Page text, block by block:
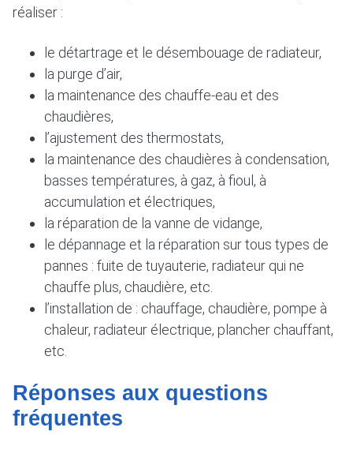
réaliser :
le détartrage et le désembouage de radiateur,
la purge d’air,
la maintenance des chauffe-eau et des
chaudières,
l’ajustement des thermostats,
la maintenance des chaudières à condensation,
basses températures, à gaz, à fioul, à
accumulation et électriques,
la réparation de la vanne de vidange,
le dépannage et la réparation sur tous types de
pannes : fuite de tuyauterie, radiateur qui ne
chauffe plus, chaudière, etc.
l’installation de : chauffage, chaudière, pompe à
chaleur, radiateur électrique, plancher chauffant,
etc.
Réponses aux questions
fréquentes